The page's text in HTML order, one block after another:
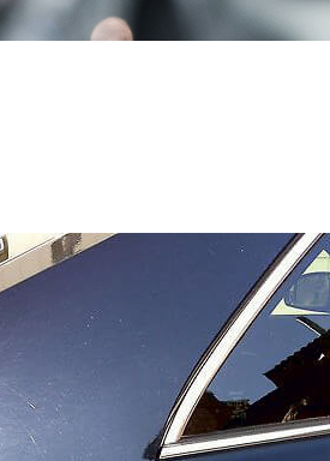
ВИД РАБОТ
Полировка автомобиля
АВТОМОБИЛЬ